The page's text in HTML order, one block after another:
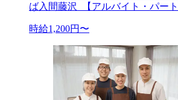
ば入間藤沢_【アルバイト・パー
時給1,200円〜